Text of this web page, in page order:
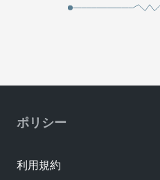
ポリシー
利用規約